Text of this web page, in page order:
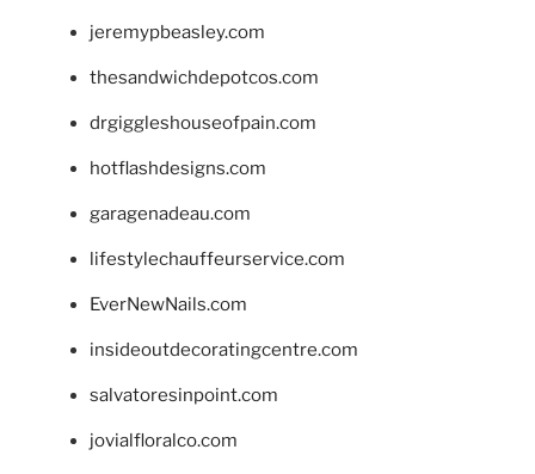
jeremypbeasley.com
thesandwichdepotcos.com
drgiggleshouseofpain.com
hotflashdesigns.com
garagenadeau.com
lifestylechauffeurservice.com
EverNewNails.com
insideoutdecoratingcentre.com
salvatoresinpoint.com
jovialfloralco.com